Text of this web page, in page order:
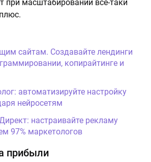
при масштабировании все-таки
сайтам. Создавайте лендинги
копирайтинге и
автоматизируйте настройку
нейросетям
настраивайте рекламу
97% маркетологов
прибыли